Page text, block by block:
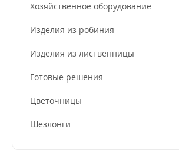
Хозяйственное оборудование
Изделия из робиния
Изделия из лиственницы
Готовые решения
Цветочницы
Шезлонги